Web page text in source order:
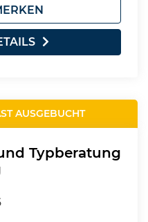
AUSGEBUCHT
Typberatung